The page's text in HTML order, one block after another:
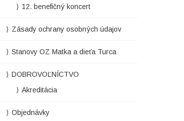
12. benefičný koncert
Zásady ochrany osobných údajov
Stanovy OZ Matka a dieťa Turca
DOBROVOĽNÍCTVO
Akreditácia
Objednávky